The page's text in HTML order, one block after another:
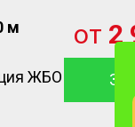
м
ЖБО
от 2